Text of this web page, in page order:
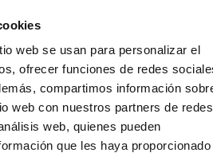
web se usan para personalizar el
ofrecer funciones de redes
compartimos información
web con nuestros partners de redes
web, quienes pueden
que les haya proporcionado